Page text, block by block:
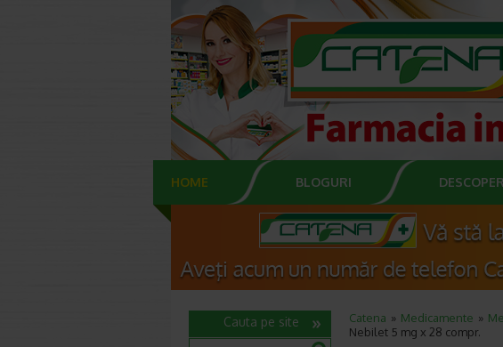
HOME BLOGURI
Catena Medicamente
Nebilet 5 mg x 28 compr.
Cauta pe site